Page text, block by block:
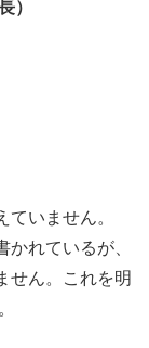
）
いません。
かれているが、
せん。これを明